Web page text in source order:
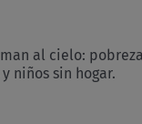
al cielo:
niños sin hogar.